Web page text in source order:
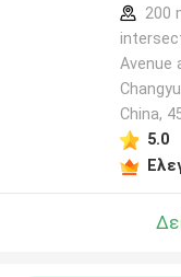
200
Avenue
China,
5.0